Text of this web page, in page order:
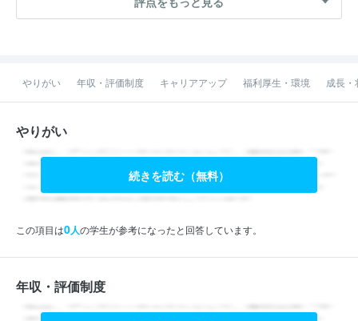
やりがい 年収・評価制度 キャリアアップ 福利厚生・環境 成長・
やりがい
続きを読む（無料）
この項目は0人の学生が参考になったと回答しています。
年収・評価制度